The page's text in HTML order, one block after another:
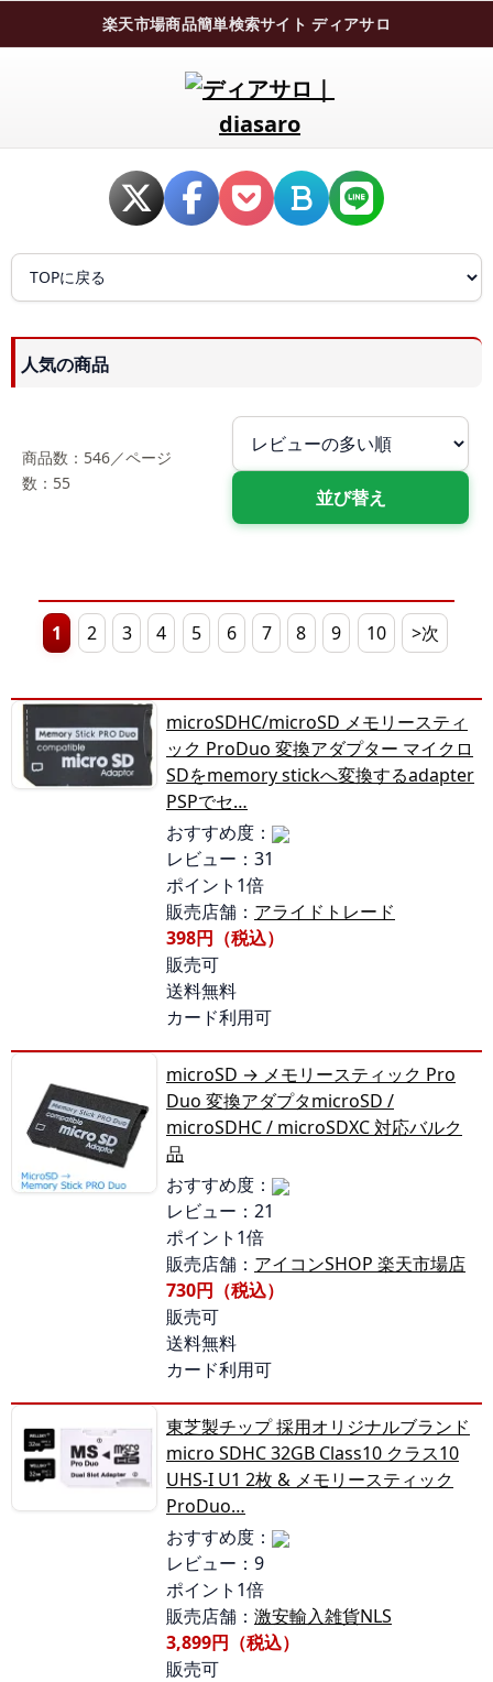
楽天市場商品簡単検索サイト ディアサロ
人気の商品
商品数：546／ページ
数：55
1 2 3 4 5 6 7 8 9 10 >次
microSDHC/microSD メモリースティ
ック ProDuo 変換アダプター マイクロ
SDをmemory stickへ変換するadapter
PSPでセ…
おすすめ度：
レビュー：31
ポイント1倍
販売店舗： アライドトレード
398円（税込）
販売可
送料無料
カード利用可
microSD → メモリースティック Pro
Duo 変換アダプタmicroSD /
microSDHC / microSDXC 対応バルク
品
おすすめ度：
レビュー：21
ポイント1倍
販売店舗： アイコンSHOP 楽天市場店
730円（税込）
販売可
送料無料
カード利用可
東芝製チップ 採用オリジナルブランド
micro SDHC 32GB Class10 クラス10
UHS-I U1 2枚 & メモリースティック
ProDuo…
おすすめ度：
レビュー：9
ポイント1倍
販売店舗： 激安輸入雑貨NLS
3,899円（税込）
販売可